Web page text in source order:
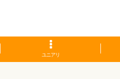
ユニアリ